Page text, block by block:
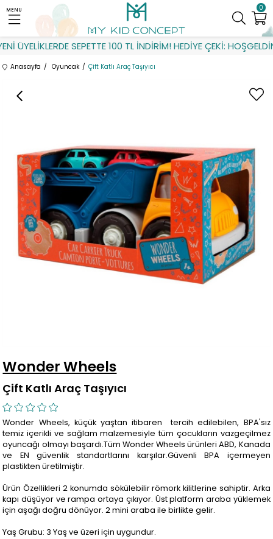
ÜYELİKLERDE SEPETTE 100 TL İNDİRİM! HEDİYE ÇEKİ: HOŞGELDİN
0
MENU
Anasayfa Oyuncak Çift Katlı Araç Taşıyıcı
Wonder Wheels
Çift Katlı Araç Taşıyıcı
Wonder Wheels, küçük yaştan itibaren tercih edilebilen, BPA'sız
temiz içerikli ve sağlam malzemesiyle tüm çocukların vazgeçilmez
oyuncağı olmayı başardı.Tüm Wonder Wheels ürünleri ABD, Kanada
ve EN güvenlik standartlarını karşılar.Güvenli BPA içermeyen
plastikten üretilmiştir.
Ürün Özellikleri 2 konumda sökülebilir römork kilitlerine sahiptir. Arka
kapı düşüyor ve rampa ortaya çıkıyor. Üst platform araba yüklemek
için aşağı doğru dönüyor. 2 mini araba ile birlikte gelir.
Yaş Grubu: 3 Yaş ve üzeri için uygundur.